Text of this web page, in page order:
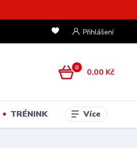
Přihlášení
0 0,00 Kč
TRÉNINK Více